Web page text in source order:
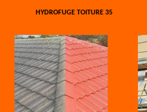
HYDROFUGE TOITURE 35